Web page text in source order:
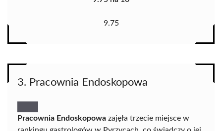
9.75
3. Pracownia Endoskopowa
Pracownia Endoskopowa zajęła trzecie miejsce w